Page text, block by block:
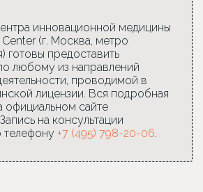
инновационной медицины
(г. Москва, метро
готовы предоставить
любому из направлений
проводимой в
лицензии. Вся подробная
официальном сайте
на консультации
телефону +7 (495) 798-20-06.